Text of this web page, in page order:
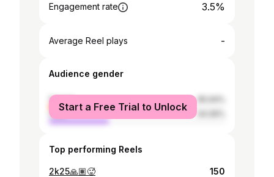
Engagement rate 3.5%
Average Reel plays -
Audience gender
female
male
Start a Free Trial to Unlock
Top performing Reels
2k25🙏🏽🥵 150